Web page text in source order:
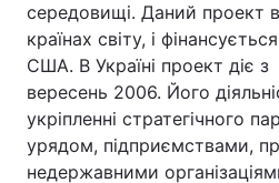
середовищі. Даний проект
країнах світу, і
США. В Україні проект діє
вересень 2006. Його
укріпленні стратегічного
урядом, підприємствами,
недержавними